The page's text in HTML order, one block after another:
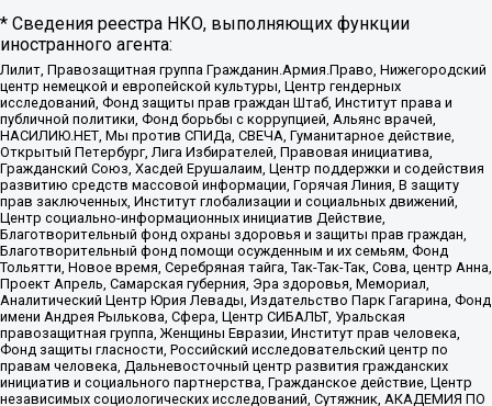
* Сведения реестра НКО, выполняющих функции
иностранного агента:
Лилит, Правозащитная группа Гражданин.Армия.Право, Нижегородский
центр немецкой и европейской культуры, Центр гендерных
исследований, Фонд защиты прав граждан Штаб, Институт права и
публичной политики, Фонд борьбы с коррупцией, Альянс врачей,
НАСИЛИЮ.НЕТ, Мы против СПИДа, СВЕЧА, Гуманитарное действие,
Открытый Петербург, Лига Избирателей, Правовая инициатива,
Гражданский Союз, Хасдей Ерушалаим, Центр поддержки и содействия
развитию средств массовой информации, Горячая Линия, В защиту
прав заключенных, Институт глобализации и социальных движений,
Центр социально-информационных инициатив Действие,
Благотворительный фонд охраны здоровья и защиты прав граждан,
Благотворительный фонд помощи осужденным и их семьям, Фонд
Тольятти, Новое время, Серебряная тайга, Так-Так-Так, Сова, центр Анна,
Проект Апрель, Самарская губерния, Эра здоровья, Мемориал,
Аналитический Центр Юрия Левады, Издательство Парк Гагарина, Фонд
имени Андрея Рылькова, Сфера, Центр СИБАЛЬТ, Уральская
правозащитная группа, Женщины Евразии, Институт прав человека,
Фонд защиты гласности, Российский исследовательский центр по
правам человека, Дальневосточный центр развития гражданских
инициатив и социального партнерства, Гражданское действие, Центр
независимых социологических исследований, Сутяжник, АКАДЕМИЯ ПО